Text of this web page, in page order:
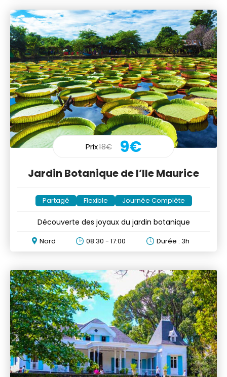
Prix18€ 9€
Jardin Botanique de l’Ile Maurice
Partagé Flexible Journée Complète
Découverte des joyaux du jardin botanique
Nord 08:30 - 17:00 Durée : 3h